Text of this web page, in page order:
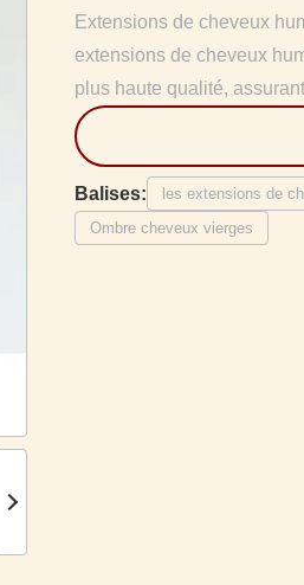
Extensions de cheveux
extensions de cheveux
plus haute qualité,
Balises: les extensions de
Ombre cheveux vierges